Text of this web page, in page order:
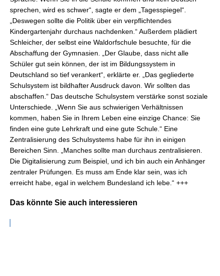
sprechen, wird es schwer“, sagte er dem „Tagesspiegel“.
„Deswegen sollte die Politik über ein verpflichtendes
Kindergartenjahr durchaus nachdenken.“ Außerdem plädiert
Schleicher, der selbst eine Waldorfschule besuchte, für die
Abschaffung der Gymnasien. „Der Glaube, dass nicht alle
Schüler gut sein können, der ist im Bildungssystem in
Deutschland so tief verankert“, erklärte er. „Das gegliederte
Schulsystem ist bildhafter Ausdruck davon. Wir sollten das
abschaffen.“ Das deutsche Schulsystem verstärke sonst soziale
Unterschiede. „Wenn Sie aus schwierigen Verhältnissen
kommen, haben Sie in Ihrem Leben eine einzige Chance: Sie
finden eine gute Lehrkraft und eine gute Schule.“ Eine
Zentralisierung des Schulsystems habe für ihn in einigen
Bereichen Sinn. „Manches sollte man durchaus zentralisieren.
Die Digitalisierung zum Beispiel, und ich bin auch ein Anhänger
zentraler Prüfungen. Es muss am Ende klar sein, was ich
erreicht habe, egal in welchem Bundesland ich lebe.“ +++
Das könnte Sie auch interessieren